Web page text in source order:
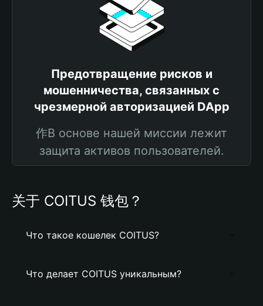
Предотвращение рисков и
мошенничества, связанных с
чрезмерной авторизацией DApp
作В основе нашей миссии лежит
защита активов пользователей.
关于 COITUS 钱包？
Что такое кошелек COITUS?
Что делает COITUS уникальным?